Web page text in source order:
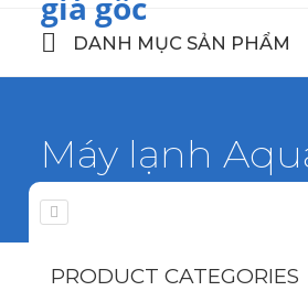
DANH MỤC SẢN PHẨM
Máy lạnh
Home
PRODUCT CATEGORIES